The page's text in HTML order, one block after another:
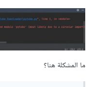
ما المشكلة هنا؟